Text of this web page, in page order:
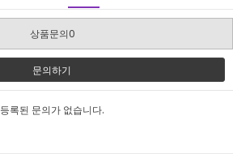
상품문의0
문의하기
등록된 문의가 없습니다.